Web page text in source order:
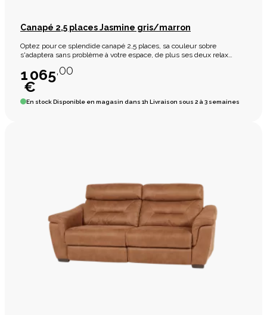
Canapé 2,5 places Jasmine gris/marron
Optez pour ce splendide canapé 2,5 places, sa couleur sobre
s'adaptera sans problème à votre espace, de plus ses deux relax
vous détendre pleinement.
1 065,00
€
En stockDisponible en magasin dans 1h Livraison sous 2 à 3 semaines